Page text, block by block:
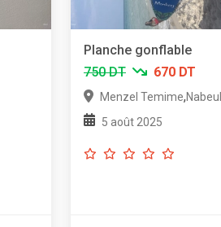
Planche gonflable
750 DT
670 DT
Menzel Temime,Nabeul
5 août 2025